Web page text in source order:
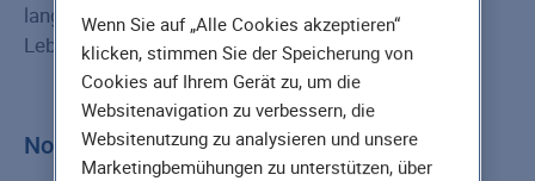
lang gelaufen und der Begünstigte hat das 62.
Lebensjahr vollendet.
Noch Fragen?
Wenn Sie auf „Alle Cookies akzeptieren“
klicken, stimmen Sie der Speicherung von
Cookies auf Ihrem Gerät zu, um die
Websitenavigation zu verbessern, die
Websitenutzung zu analysieren und unsere
Marketingbemühungen zu unterstützen, über